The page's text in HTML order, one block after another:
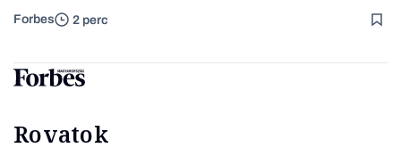
Forbes 2 perc
Rovatok